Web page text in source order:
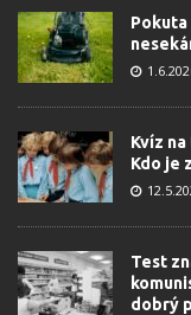
Pokuta
Kvíz
Kdo je
Test
dobrý